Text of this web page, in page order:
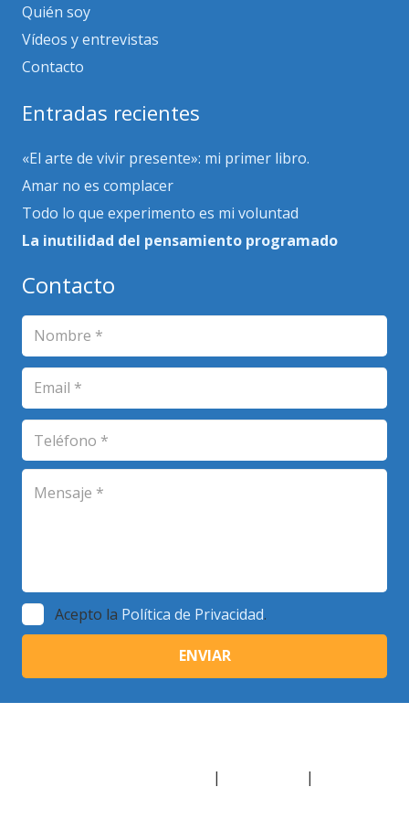
Quién soy
Vídeos y entrevistas
Contacto
Entradas recientes
«El arte de vivir presente»: mi primer libro.
Amar no es complacer
Todo lo que experimento es mi voluntad
La inutilidad del pensamiento programado
Contacto
Acepto la Política de Privacidad.
| |